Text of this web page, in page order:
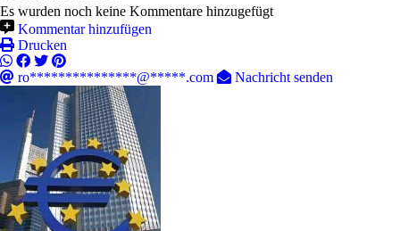
Es wurden noch keine Kommentare hinzugefügt
Kommentar hinzufügen
Drucken
ro***************@*****.com Nachricht senden